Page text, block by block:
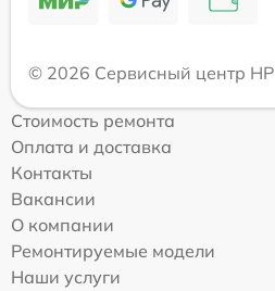
© 2026 Сервисный центр HP
Стоимость ремонта
Оплата и доставка
Контакты
Вакансии
О компании
Ремонтируемые модели
Наши услуги